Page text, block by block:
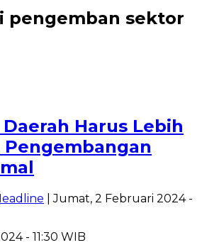
pengemban sektor
Harus Lebih
Pengembangan
| Jumat, 2 Februari 2024 -
- 11:30 WIB